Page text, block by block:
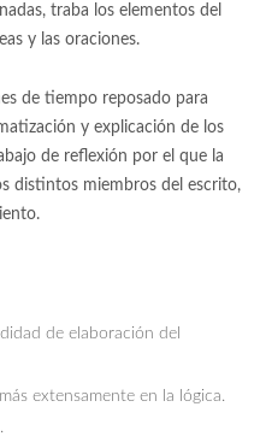
traba los elementos del
y las oraciones.
de tiempo reposado para
y explicación de los
de reflexión por el que la
distintos miembros del escrito,
de elaboración del
extensamente en la lógica.